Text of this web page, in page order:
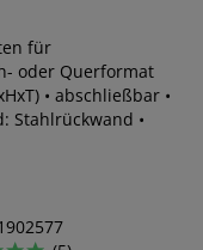
für
oder Querformat
• abschließbar •
Stahlrückwand •